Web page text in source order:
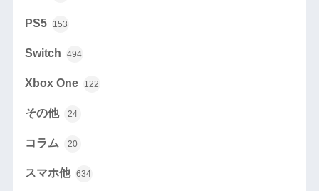
PS5 153
Switch 494
Xbox One 122
その他 24
コラム 20
スマホ他 634